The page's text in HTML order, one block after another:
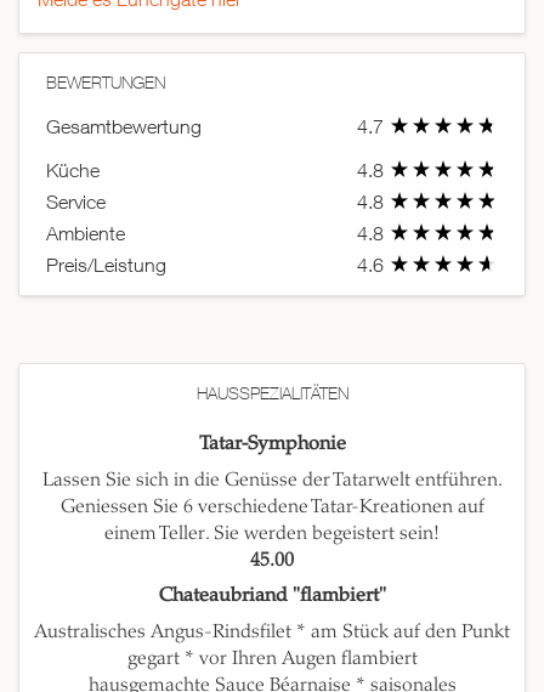
BEWERTUNGEN
Gesamtbewertung
4.7
Küche
4.8
Service
4.8
Ambiente
4.8
Preis/Leistung
4.6
HAUSSPEZIALITÄTEN
Tatar-Symphonie
Lassen Sie sich in die Genüsse der Tatarwelt entführen.
Geniessen Sie 6 verschiedene Tatar-Kreationen auf
einem Teller. Sie werden begeistert sein!
45.00
Chateaubriand "flambiert"
Australisches Angus-Rindsfilet * am Stück auf den Punkt
gegart * vor Ihren Augen flambiert
hausgemachte Sauce Béarnaise * saisonales